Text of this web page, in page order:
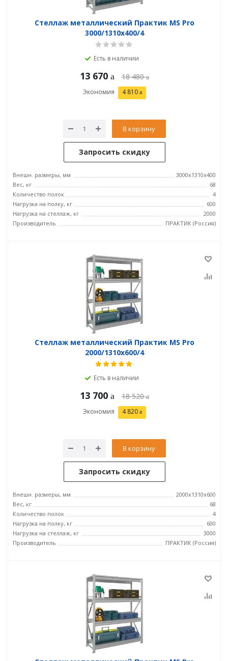
Стеллаж металлический Практик MS Pro
3000/1310x400/4
Есть в наличии
13 670 18 480
Экономия 4 810
В корзину
Запросить скидку
Внешн. размеры, мм
3000x1310x400
Вес, кг
68
Количество полок
4
Нагрузка на полку, кг
600
Нагрузка на стеллаж, кг
2000
Производитель
ПРАКТИК (Россия)
Стеллаж металлический Практик MS Pro
2000/1310x600/4
Есть в наличии
13 700 18 520
Экономия 4 820
В корзину
Запросить скидку
Внешн. размеры, мм
2000x1310x600
Вес, кг
68
Количество полок
4
Нагрузка на полку, кг
600
Нагрузка на стеллаж, кг
3000
Производитель
ПРАКТИК (Россия)